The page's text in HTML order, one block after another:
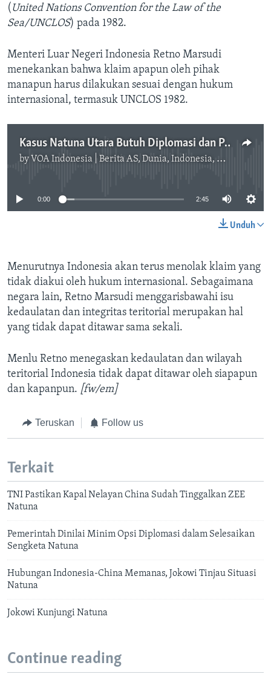
( United Nations Convention for the Law of the
Sea/UNCLOS) pada 1982.
Menteri Luar Negeri Indonesia Retno Marsudi
menekankan bahwa klaim apapun oleh pihak
manapun harus dilakukan sesuai dengan hukum
internasional, termasuk UNCLOS 1982.
Kasus Natuna Utara Butuh Diplomasi dan Peningkatan Pertahanan
by VOA Indonesia | Berita AS, Dunia, Indonesia, Diaspora Indonesia di AS
No media source currently available
0:00 2:45
Unduh
Menurutnya Indonesia akan terus menolak klaim yang
tidak diakui oleh hukum internasional. Sebagaimana
negara lain, Retno Marsudi menggarisbawahi isu
kedaulatan dan integritas teritorial merupakan hal
yang tidak dapat ditawar sama sekali.
Menlu Retno menegaskan kedaulatan dan wilayah
teritorial Indonesia tidak dapat ditawar oleh siapapun
dan kapanpun​. [fw/em]
Teruskan Follow us
Terkait
TNI Pastikan Kapal Nelayan China Sudah Tinggalkan ZEE
Natuna
Pemerintah Dinilai Minim Opsi Diplomasi dalam Selesaikan
Sengketa Natuna
Hubungan Indonesia-China Memanas, Jokowi Tinjau Situasi
Natuna
Jokowi Kunjungi Natuna
Continue reading